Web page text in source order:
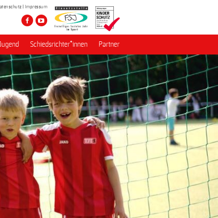
Impressum
Jugend Schiedsrichter*innen Partner